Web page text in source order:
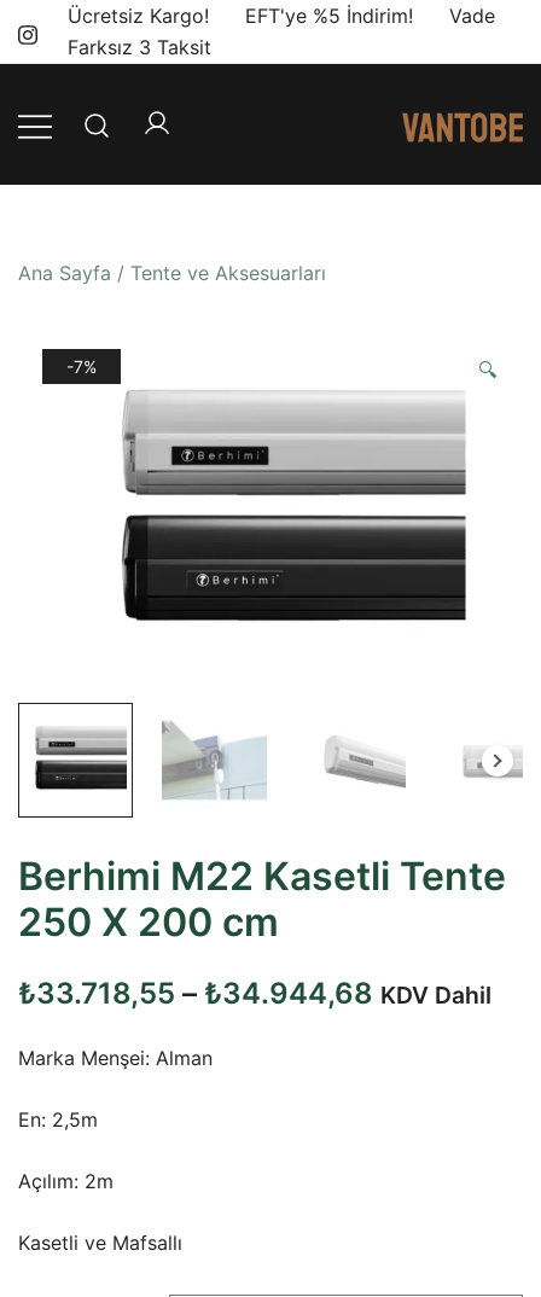
Ücretsiz Kargo! EFT'ye %5 İndirim! Vade
Farksız 3 Taksit
Ana Sayfa / Tente ve Aksesuarları
-7% 🔍
Berhimi M22 Kasetli Tente
250 X 200 cm
₺33.718,55 – ₺34.944,68 Fiyat
KDV Dahil
Marka Menşei: Alman
En: 2,5m
Açılım: 2m
Kasetli ve Mafsallı